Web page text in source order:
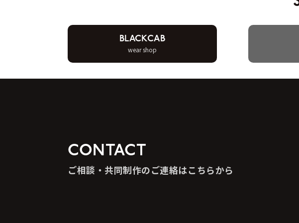
BLACKCAB
wear shop
CONTACT
ご相談・共同制作のご連絡はこちらから